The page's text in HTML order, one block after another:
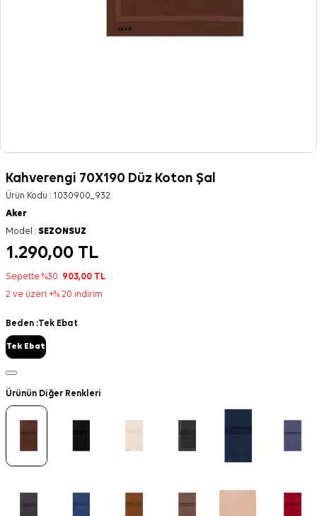
Kahverengi 70X190 Düz Koton Şal
Ürün Kodu : 1030900_932
Aker
Model : SEZONSUZ
1.290,00 TL
Sepette %30 903,00 TL
2 ve üzeri +% 20 indirim
Beden :Tek Ebat
Tek Ebat
Ürünün Diğer Renkleri